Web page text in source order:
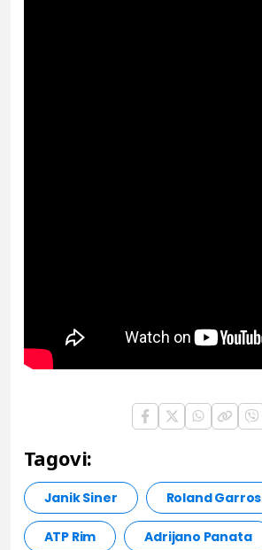
Tagovi:
Janik Siner Roland Garros
ATP Rim Adrijano Panata